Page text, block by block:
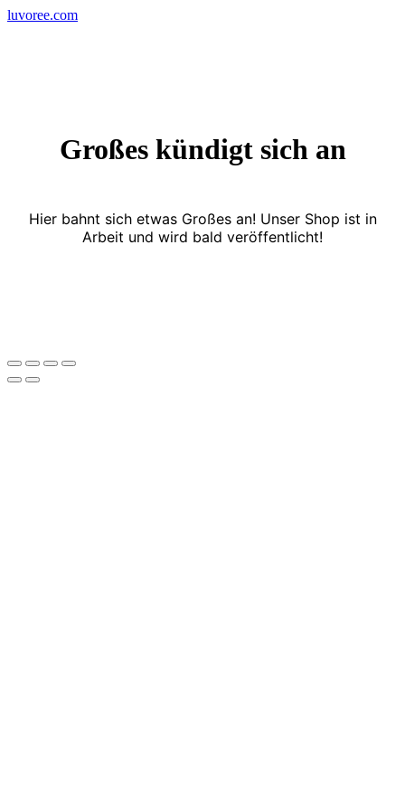
Skip
luvoree.com
Großes kündigt sich an
Hier bahnt sich etwas Großes an! Unser Shop ist in
Arbeit und wird bald veröffentlicht!